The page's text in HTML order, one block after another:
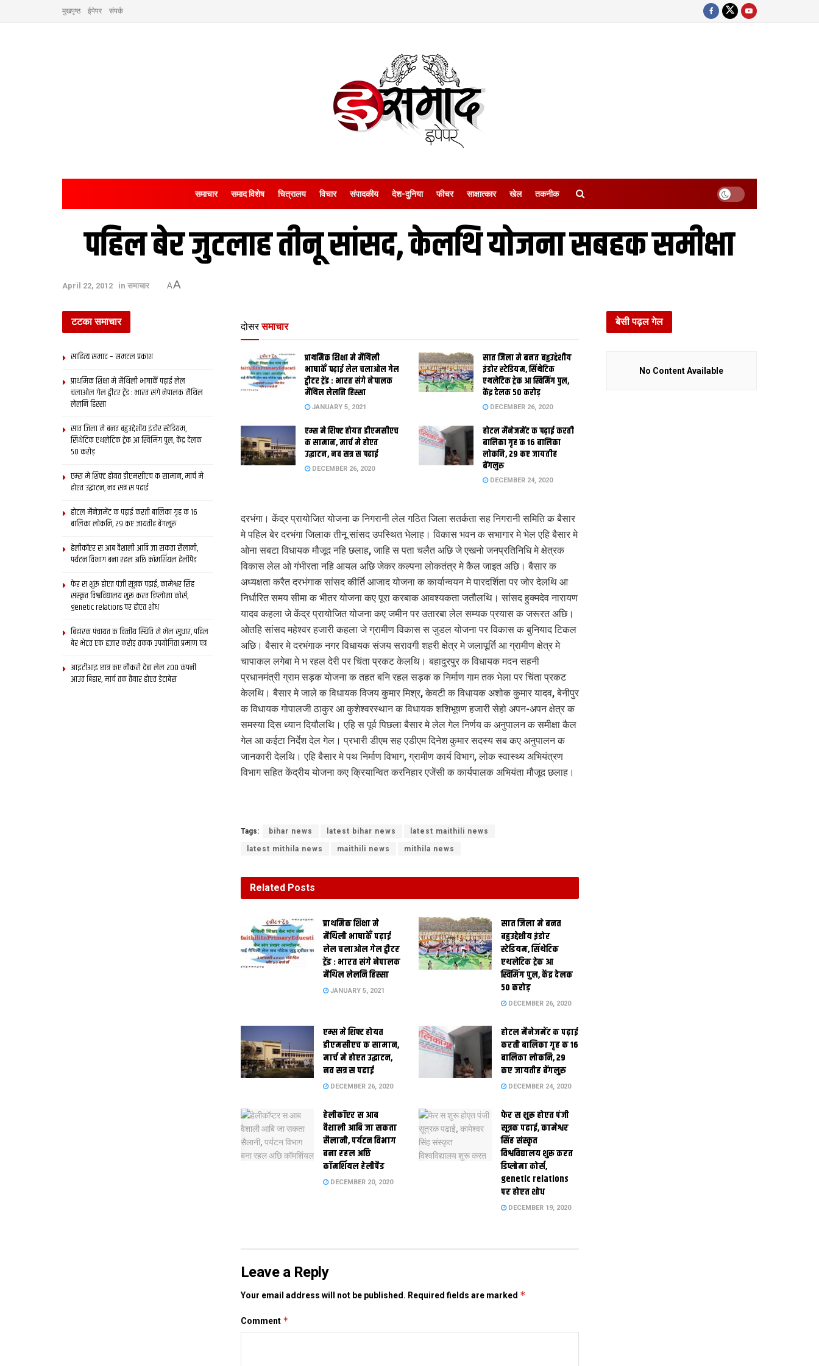
मुखपृष्ठ ईपेपर संपर्क
समाचार समाद विशेष चित्रालय विचार संपादकीय देश-दुनिया फीचर साक्षात्‍कार खेल तकनीक
पहिल बेर जुटलाह तीनू सांसद, केलथि योजना सबहक समीक्षा
April 22, 2012 in समाचार AA
दोसर समाचार
प्राथमिक शि‍क्षा मे मैथि‍ली
भाषाकेँ पढ़ाई लेल चलाओल गेल
ट्वीटर ट्रेंड : भारत संगे नेपालक
मैथिल लेलनि हिस्सा
JANUARY 5, 2021
सात जिला मे बनत बहुउद्देशीय
इंडोर स्‍टेडि‍यम, सिंथेटिक
एथलेटिक ट्रेक आ स्विमिंग पुल,
केंद्र देलक 50 करोड़
DECEMBER 26, 2020
एम्स मे शिफ्ट होयत डीएमसीएच
क सामान, मार्च मे होएत
उद्घाटन, नव सत्र स पढाई
DECEMBER 26, 2020
होटल मैनेजमेंट क पढ़ाई करती
बालिका गृह क 16 बालिका
लोकनि, 29 कए जायतीह
बेंगलुरु
DECEMBER 24, 2020
दरभंगा। केंद्र प्रायोजित योजना क निगरानी लेल गठित जिला सतर्कता सह निगरानी समिति क बैसार
मे पहिल बेर दरभंगा जिलाक तीनू सांसद उपस्थित भेलाह। विकास भवन क सभागार मे भेल एहि बैसार मे
ओना सबटा विधायक मौजूद नहि छलाह, जाहि स पता चलैत अछि जे एखनो जनप्रतिनिधि मे क्षेत्रक
विकास लेल ओ गंभीरता नहि आयल अछि जेकर कल्‍पना लोकतंत्र मे कैल जाइत अछि। बैसार क
अध्यक्षता करैत दरभंगाक सांसद कीर्ति आजाद योजना क कार्यान्वयन मे पारदर्शिता पर जोर देलथि आ
निर्धारित समय सीमा क भीतर योजना कए पूरा करबाक आवश्‍यकता जतौलथि। सांसद हुक्मदेव नारायण
यादव कहला जे केंद्र प्रायोजित योजना कए जमीन पर उतारबा लेल सम्यक प्रयास क जरूरत अछि।
ओतहि सांसद महेश्वर हजारी कहला जे ग्रामीण विकास स जुडल योजना पर विकास क बुनियाद टिकल
अछि। बैसार मे दरभंगाक नगर विधायक संजय सरावगी शहरी क्षेत्र मे जलापूर्ति आ ग्रामीण क्षेत्र मे
चापाकल लगेबा मे भ रहल देरी पर चिंता प्रकट केलथि। बहादुरपुर क विधायक मदन सहनी
प्रधानमंत्री ग्राम सड़क योजना क तहत बनि रहल सड़क क निर्माण गाम तक भेला पर चिंता प्रकट
केलथि। बैसार मे जाले क विधायक विजय कुमार मिश्र, केवटी क विधायक अशोक कुमार यादव, बेनीपुर
क विधायक गोपालजी ठाकुर आ कुशेश्वरस्थान क विधायक शशिभूषण हजारी सेहो अपन-अपन क्षेत्र क
समस्या दिस ध्यान दियौलथि। एहि स पूर्व पिछला बैसार मे लेल गेल निर्णय क अनुपालन क समीक्षा कैल
गेल आ कईटा निर्देश देल गेल। प्रभारी डीएम सह एडीएम दिनेश कुमार सदस्‍य सब कए अनुपालन क
जानकारी देलथि। एहि बैसार मे पथ निर्माण विभाग, ग्रामीण कार्य विभाग, लोक स्वास्थ्य अभियंत्रण
विभाग सहित केंद्रीय योजना कए क्रियान्वित करनिहार एजेंसी क कार्यपालक अभियंता मौजूद छलाह।
Tags: bihar news latest bihar news latest maithili news
latest mithila news maithili news mithila news
Related Posts
प्राथमिक शि‍क्षा मे
मैथि‍ली भाषाकेँ पढ़ाई
लेल चलाओल गेल ट्वीटर
ट्रेंड : भारत संगे नेपालक
मैथिल लेलनि हिस्सा
JANUARY 5, 2021
सात जिला मे बनत
बहुउद्देशीय इंडोर
स्‍टेडि‍यम, सिंथेटिक
एथलेटिक ट्रेक आ
स्विमिंग पुल, केंद्र देलक
50 करोड़
DECEMBER 26, 2020
एम्स मे शिफ्ट होयत
डीएमसीएच क सामान,
मार्च मे होएत उद्घाटन,
नव सत्र स पढाई
DECEMBER 26, 2020
होटल मैनेजमेंट क पढ़ाई
करती बालिका गृह क 16
बालिका लोकनि, 29
कए जायतीह बेंगलुरु
DECEMBER 24, 2020
हेलीकॉप्टर स आब
वैशाली आबि जा सकता
सैलानी, पर्यटन विभाग
बना रहल अछि
कॉमर्शियल हेलीपैड
DECEMBER 20, 2020
फेर स शुरू होएत पंजी
सूत्रक पढाई, कामेश्वर
सिंह संस्कृत
विश्वविद्यालय शुरू करत
डिप्लोमा कोर्स,
genetic relations
पर होएत शोध
DECEMBER 19, 2020
Leave a Reply
Your email address will not be published. Required fields are marked *
Comment *
टटका समाचार
साहित्य समाद – समटल प्रकाश
प्राथमिक शि‍क्षा मे मैथि‍ली भाषाकेँ पढ़ाई लेल
चलाओल गेल ट्वीटर ट्रेंड : भारत संगे नेपालक मैथिल
लेलनि हिस्सा
सात जिला मे बनत बहुउद्देशीय इंडोर स्‍टेडि‍यम,
सिंथेटिक एथलेटिक ट्रेक आ स्विमिंग पुल, केंद्र देलक
50 करोड़
एम्स मे शिफ्ट होयत डीएमसीएच क सामान, मार्च मे
होएत उद्घाटन, नव सत्र स पढाई
होटल मैनेजमेंट क पढ़ाई करती बालिका गृह क 16
बालिका लोकनि, 29 कए जायतीह बेंगलुरु
हेलीकॉप्टर स आब वैशाली आबि जा सकता सैलानी,
पर्यटन विभाग बना रहल अछि कॉमर्शियल हेलीपैड
फेर स शुरू होएत पंजी सूत्रक पढाई, कामेश्वर सिंह
संस्कृत विश्वविद्यालय शुरू करत डिप्लोमा कोर्स,
genetic relations पर होएत शोध
बिहारक पंचायत क वित्‍तीय स्थिति मे भेल सुधार, पहिल
बेर भेटत एक हजार करोड़ तकक उपयोगिता प्रमाण पत्र
आइटीआइ छात्र कए नौकरी देबा लेल 200 कंपनी
आउत बिहार, मार्च तक तैयार होएत डेटाबेस
बेसी पढ़ल गेल
No Content Available